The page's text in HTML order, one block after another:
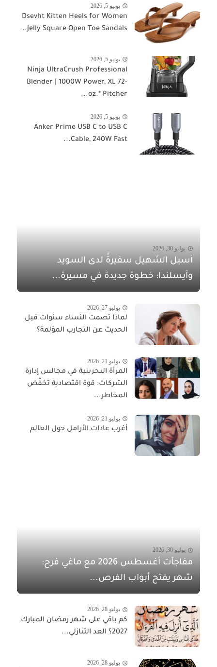
يونيو 5, 2026
Dsevht Kitten Heels for Women
Jelly Square Open Toe Sandals...
يونيو 5, 2026
Ninja UltraCrush Professional
Blender | 1000W Power, XL 72-
oz.* Pitcher...
يونيو 5, 2026
Anker Prime USB C to USB C
Cable, 240W Fast...
يوليو 30, 2026
أسيل الشهيل سفيرةً لدى السويد
وآيسلندا: خطوة جديدة في مسيرة...
يوليو 27, 2026
لماذا تصمت النساء سنوات قبل
الحديث عن التجارب المؤلمة؟
يوليو 21, 2026
المرأة البحرينية في مجالس إدارة
الشركات: قوة اقتصادية تخفّض
المخاطر...
يوليو 21, 2026
أغرب عادات الأرامل حول العالم
يوليو 30, 2026
مفاجآت أغسطس 2026 مع ماغي فرح:
شهر يفتح أبواب الفرص...
يوليو 28, 2026
كم باقي على شهر رمضان المبارك
2027؟ العد التنازلي...
يوليو 28, 2026